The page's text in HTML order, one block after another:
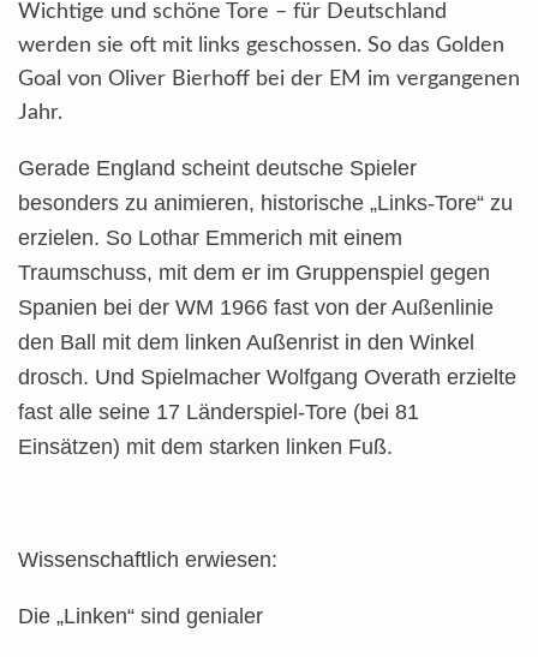
Wichtige und schöne Tore – für Deutschland
werden sie oft mit links geschossen. So das Golden
Goal von Oliver Bierhoff bei der EM im vergangenen
Jahr.
Gerade England scheint deutsche Spieler
besonders zu animieren, historische „Links-Tore“ zu
erzielen. So Lothar Emmerich mit einem
Traumschuss, mit dem er im Gruppenspiel gegen
Spanien bei der WM 1966 fast von der Außenlinie
den Ball mit dem linken Außenrist in den Winkel
drosch. Und Spielmacher Wolfgang Overath erzielte
fast alle seine 17 Länderspiel-Tore (bei 81
Einsätzen) mit dem starken linken Fuß.
Wissenschaftlich erwiesen:
Die „Linken“ sind genialer